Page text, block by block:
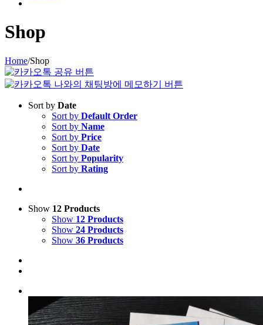
Shop
Home/Shop
Sort by Date
Sort by Default Order
Sort by Name
Sort by Price
Sort by Date
Sort by Popularity
Sort by Rating
Show 12 Products
Show 12 Products
Show 24 Products
Show 36 Products